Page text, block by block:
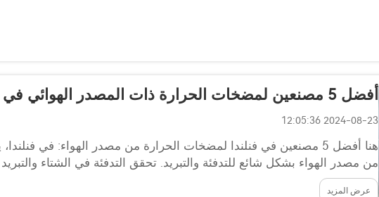
أفضل 5 مصنعين لمضخات الحرارة ذات المصدر الهوائي في فنلندا
2024-08-23 12:05:36
هنا أفضل 5 مصنعين في فنلندا لمضخات الحرارة من مصدر الهواء: في
من مصدر الهواء بشكل شائع للتدفئة والتبريد. تحقق التدفئة في الشتاء
الخارجي. إنها فعالة من حيث الطاقة...
عرض المزيد